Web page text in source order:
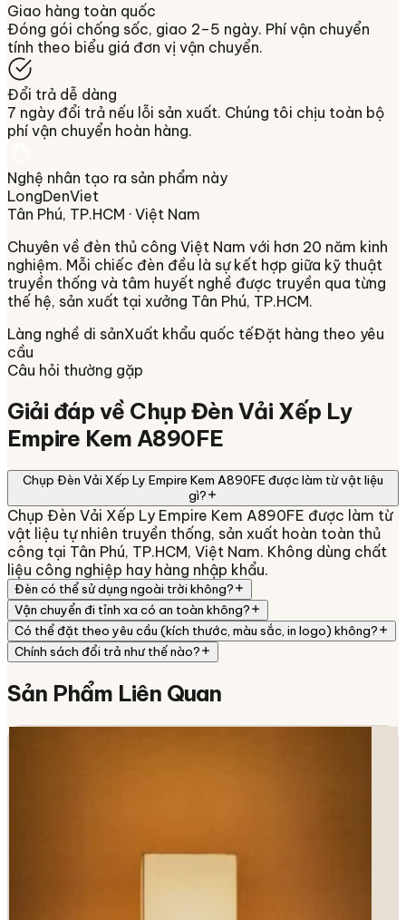
Giao hàng toàn quốc
Đóng gói chống sốc, giao 2–5 ngày. Phí vận chuyển
tính theo biểu giá đơn vị vận chuyển.
Đổi trả dễ dàng
7 ngày đổi trả nếu lỗi sản xuất. Chúng tôi chịu toàn bộ
phí vận chuyển hoàn hàng.
Nghệ nhân tạo ra sản phẩm này
LongDenViet
Tân Phú, TP.HCM · Việt Nam
Chuyên về đèn thủ công Việt Nam với hơn 20 năm kinh
nghiệm. Mỗi chiếc đèn đều là sự kết hợp giữa kỹ thuật
truyền thống và tâm huyết nghề được truyền qua từng
thế hệ, sản xuất tại xưởng Tân Phú, TP.HCM.
Làng nghề di sảnXuất khẩu quốc tếĐặt hàng theo yêu
cầu
Câu hỏi thường gặp
Giải đáp về Chụp Đèn Vải Xếp Ly
Empire Kem A890FE
Chụp Đèn Vải Xếp Ly Empire Kem A890FE được làm từ vật liệu
gì?
Chụp Đèn Vải Xếp Ly Empire Kem A890FE được làm từ
vật liệu tự nhiên truyền thống, sản xuất hoàn toàn thủ
công tại Tân Phú, TP.HCM, Việt Nam. Không dùng chất
liệu công nghiệp hay hàng nhập khẩu.
Đèn có thể sử dụng ngoài trời không?
Vận chuyển đi tỉnh xa có an toàn không?
Có thể đặt theo yêu cầu (kích thước, màu sắc, in logo) không?
Chính sách đổi trả như thế nào?
Sản Phẩm Liên Quan